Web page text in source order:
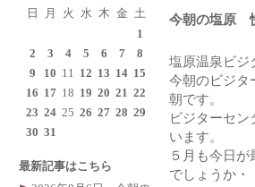
今朝の塩原
塩原温泉ビジ
今朝のビジタ
朝です。
ビジターセ
います。
５月も今日
でしょうか・
日
月 火 水 木 金 土
1
2
3 4 5 6 7
8
9
10 11 12 13 14 15
16 17 18 19 20 21 22
23 24 25 26 27 28 29
30 31
最新記事はこちら